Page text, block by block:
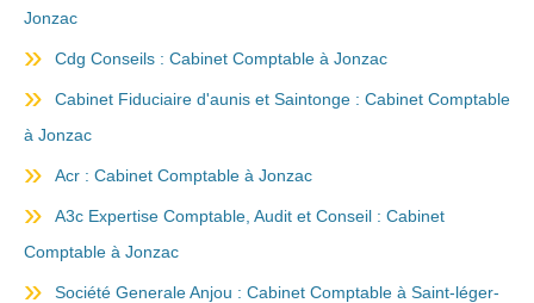
Jonzac
Cdg Conseils : Cabinet Comptable à Jonzac
Cabinet Fiduciaire d'aunis et Saintonge : Cabinet Comptable
à Jonzac
Acr : Cabinet Comptable à Jonzac
A3c Expertise Comptable, Audit et Conseil : Cabinet
Comptable à Jonzac
Société Generale Anjou : Cabinet Comptable à Saint-léger-